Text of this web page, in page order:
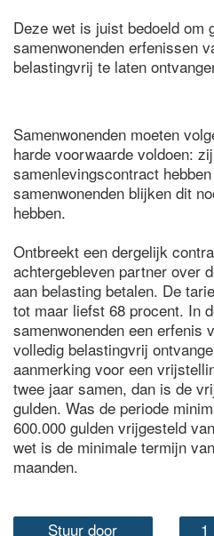
Deze wet is juist bedoeld om
samenwonenden erfenissen
belastingvrij te laten
Samenwonenden moeten
harde voorwaarde voldoen:
samenlevingscontract
samenwonenden blijken dit
hebben.
Ontbreekt een dergelijk
achtergebleven partner over
aan belasting betalen. De
tot maar liefst 68 procent. In
samenwonenden een erfenis
volledig belastingvrij
aanmerking voor een
twee jaar samen, dan is de
gulden. Was de periode
600.000 gulden vrijgesteld
wet is de minimale termijn
maanden.
Stuur door 1